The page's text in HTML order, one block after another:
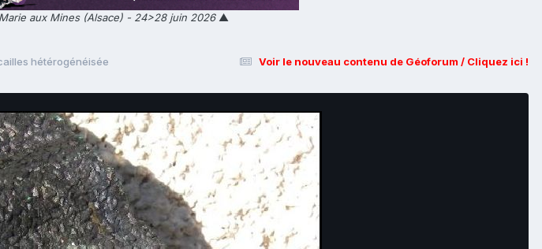
aux Mines (Alsace) - 24>28 juin 2026▲
Voir le nouveau contenu de Géoforum / Cliquez ici !
hétérogénéisée